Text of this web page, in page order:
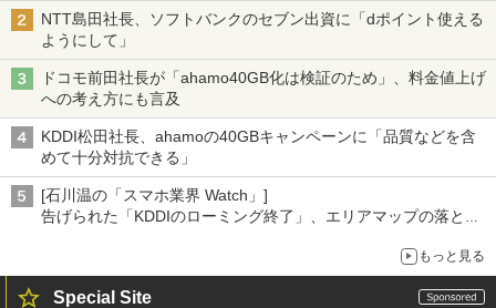
NTT島田社長、ソフトバンクのセブン出資に「dポイント使える
ようにして」
ドコモ前田社長が「ahamo40GB化は検証のため」、料金値上げ
への考え方にも言及
KDDI松田社長、ahamoの40GBキャンペーンに「品質などを含
めて十分対抗できる」
[石川温の「スマホ業界 Watch」]
告げられた「KDDIのローミング終了」、エリアマップの落とし
もっと見る
Special Site